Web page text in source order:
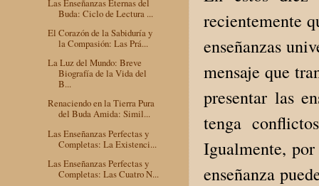
recientemente
enseñanzas
mensaje que
presentar las
tenga
Igualmente,
enseñanza
Las Enseñanzas Eternas del
Buda: Ciclo de Lectura ...
El Corazón de la Sabiduría y
la Compasión: Las Prá...
La Luz del Mundo: Breve
Biografía de la Vida del
B...
Renaciendo en la Tierra Pura
del Buda Amida: Simil...
Las Enseñanzas Perfectas y
Completas: La Existenci...
Las Enseñanzas Perfectas y
Completas: Las Cuatro N...